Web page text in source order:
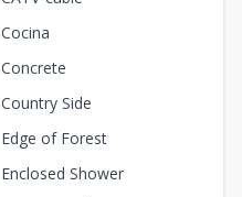
Cocina
Concrete
Country Side
Edge of Forest
Enclosed Shower